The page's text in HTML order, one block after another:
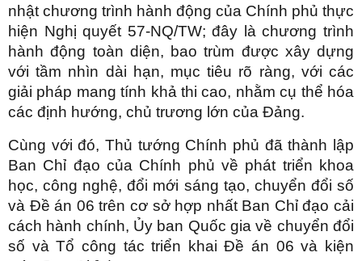
nhật chương trình hành động của Chính phủ thực
hiện Nghị quyết 57-NQ/TW; đây là chương trình
hành động toàn diện, bao trùm được xây dựng
với tầm nhìn dài hạn, mục tiêu rõ ràng, với các
giải pháp mang tính khả thi cao, nhằm cụ thể hóa
các định hướng, chủ trương lớn của Đảng.
Cùng với đó, Thủ tướng Chính phủ đã thành lập
Ban Chỉ đạo của Chính phủ về phát triển khoa
học, công nghệ, đổi mới sáng tạo, chuyển đổi số
và Đề án 06 trên cơ sở hợp nhất Ban Chỉ đạo cải
cách hành chính, Ủy ban Quốc gia về chuyển đổi
số và Tổ công tác triển khai Đề án 06 và kiện